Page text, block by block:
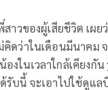
าวของผู้เสียชีวิต เผ
คิดว่าในเดือนมีนาคม
งในเวลาใกล้เคียงกั
รับนี้ จะเอาไปใช้ดูแ